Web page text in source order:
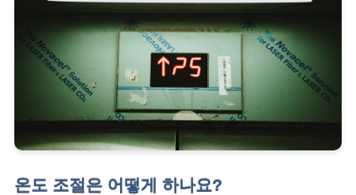
온도 조절은 어떻게 하나요?